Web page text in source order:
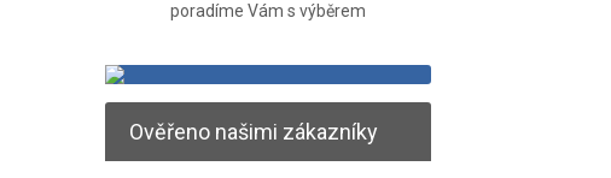
poradíme Vám s výběrem
Ověřeno našimi zákazníky